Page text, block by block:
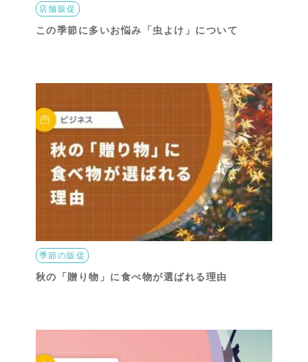
店舗販促
この季節に多いお悩み「虫よけ」について
季節の販促
秋の「贈り物」に食べ物が選ばれる理由